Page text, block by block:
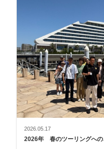
2026.05.17
2026年 春のツーリングへの